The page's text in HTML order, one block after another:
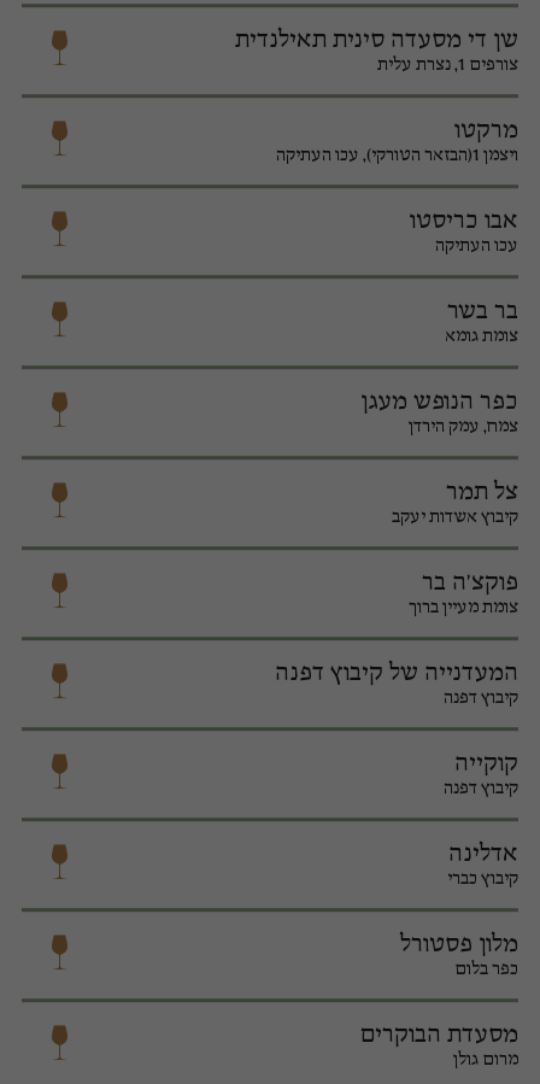
שן די מסעדה סינית תאילנדית
צורפים 1, נצרת עלית
מרקטו
ויצמן 1(הבזאר הטורקי), עכו העתיקה
אבו כריסטו
עכו העתיקה
בר בשר
צומת גומא
כפר הנופש מעגן
צמח, עמק הירדן
צל תמר
קיבוץ אשדות יעקב
פוקצ'ה בר
צומת מעיין ברוך
המעדנייה של קיבוץ דפנה
קיבוץ דפנה
קוקייה
קיבוץ דפנה
אדלינה
קיבוץ כברי
מלון פסטורל
כפר בלום
מסעדת הבוקרים
מרום גולן